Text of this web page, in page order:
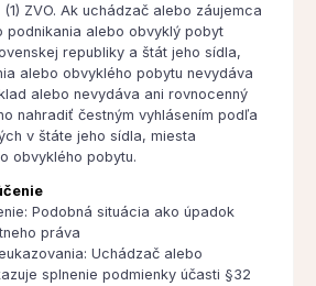
ZVO. Ak uchádzač alebo záujemca
podnikania alebo obvyklý pobyt
republiky a štát jeho sídla,
alebo obvyklého pobytu nevydáva
alebo nevydáva ani rovnocenný
nahradiť čestným vyhlásením podľa
v štáte jeho sídla, miesta
obvyklého pobytu.
Podobná situácia ako úpadok
práva
Uchádzač alebo
splnenie podmienky účasti §32